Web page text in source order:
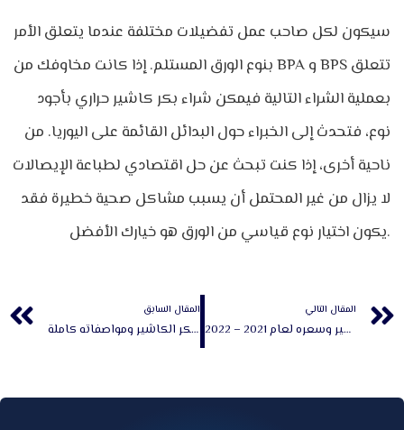
سيكون لكل صاحب عمل تفضيلات مختلفة عندما يتعلق الأمر
بنوع الورق المستلم. إذا كانت مخاوفك من BPA و BPS تتعلق
بعملية الشراء التالية فيمكن شراء بكر كاشير حراري بأجود
نوع، فتحدث إلى الخبراء حول البدائل القائمة على اليوريا. من
ناحية أخرى، إذا كنت تبحث عن حل اقتصادي لطباعة الإيصالات
لا يزال من غير المحتمل أن يسبب مشاكل صحية خطيرة فقد
يكون اختيار نوع قياسي من الورق هو خيارك الأفضل.
Prev المقال السابق
أهم 5 فوائد بكر الكاشير ومواصفاته كاملة
المقال التالي
أهم استخدامات بكر الكاشير وسعره لعام 2021 – 2022